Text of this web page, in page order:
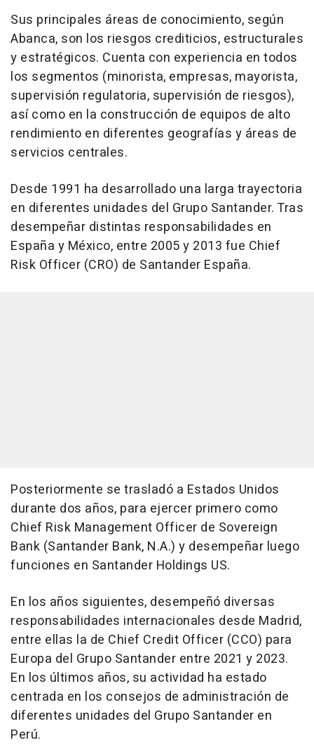
Sus principales áreas de conocimiento, según
Abanca, son los riesgos crediticios, estructurales
y estratégicos. Cuenta con experiencia en todos
los segmentos (minorista, empresas, mayorista,
supervisión regulatoria, supervisión de riesgos),
así como en la construcción de equipos de alto
rendimiento en diferentes geografías y áreas de
servicios centrales.
Desde 1991 ha desarrollado una larga trayectoria
en diferentes unidades del Grupo Santander. Tras
desempeñar distintas responsabilidades en
España y México, entre 2005 y 2013 fue Chief
Risk Officer (CRO) de Santander España.
Posteriormente se trasladó a Estados Unidos
durante dos años, para ejercer primero como
Chief Risk Management Officer de Sovereign
Bank (Santander Bank, N.A.) y desempeñar luego
funciones en Santander Holdings US.
En los años siguientes, desempeñó diversas
responsabilidades internacionales desde Madrid,
entre ellas la de Chief Credit Officer (CCO) para
Europa del Grupo Santander entre 2021 y 2023.
En los últimos años, su actividad ha estado
centrada en los consejos de administración de
diferentes unidades del Grupo Santander en
Perú.